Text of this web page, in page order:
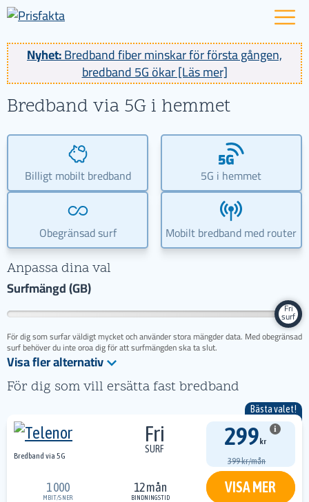
Nyhet:Bredband fiber minskar för första gången,
bredband 5G ökar [Läs mer]
Bredband via 5G i hemmet
Billigt mobilt bredband 5G i hemmet
Obegränsad surf Mobilt bredband med router
Anpassa dina val
Surfmängd (GB)
Fri
surf
För dig som surfar väldigt mycket och använder stora mängder data. Med obegränsad
surf behöver du inte oroa dig för att surfmängden ska ta slut.
Visa fler alternativ
För dig som vill ersätta fast bredband
Bästa valet!
Bredband via 5G
Fri
SURF 299 kr
i
399 kr/mån
1 000
MBIT/SNER
12 mån
BINDNINGSTID
VISA MER